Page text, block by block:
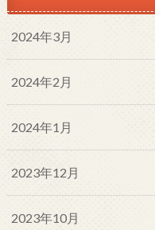
2024年3月
2024年2月
2024年1月
2023年12月
2023年10月